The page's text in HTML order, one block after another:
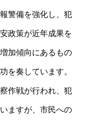
警備を強化し、犯
政策が近年成果を
加傾向にあるもの
を奏しています。
作戦が行われ、犯
ますが、市民への